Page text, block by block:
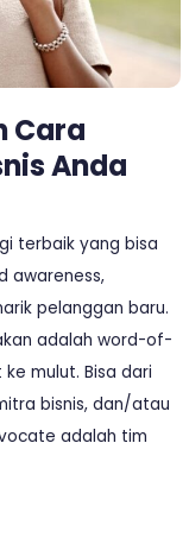
Cara
Anda
terbaik yang bisa
awareness,
pelanggan baru.
adalah word-of-
mulut. Bisa dari
bisnis, dan/atau
adalah tim